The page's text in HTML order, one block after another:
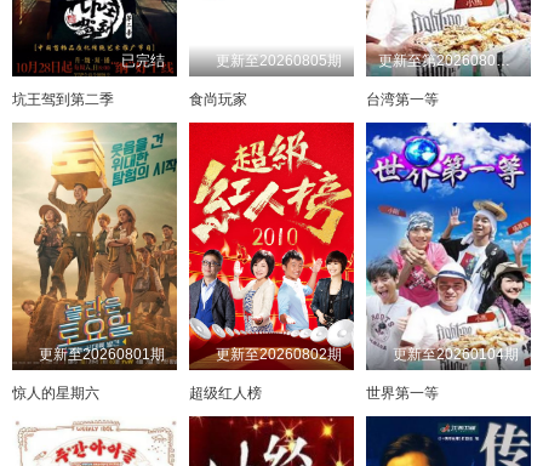
已完结
坑王驾到第二季
更新至20260805期
食尚玩家
更新至第20260802期
台湾第一等
更新至20260801期
惊人的星期六
更新至20260802期
超级红人榜
更新至20260104期
世界第一等